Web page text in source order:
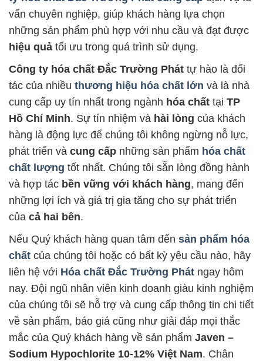
vấn chuyên nghiệp, giúp khách hàng lựa chọn
những sản phẩm phù hợp với nhu cầu và đạt được
hiệu quả tối ưu trong quá trình sử dụng.
Công ty hóa chất Đắc Trường Phát tự hào là đối
tác của nhiều thương hiệu hóa chất lớn và là nhà
cung cấp uy tín nhất trong ngành hóa chất tại TP
Hồ Chí Minh. Sự tín nhiệm và hài lòng của khách
hàng là động lực để chúng tôi không ngừng nỗ lực,
phát triển và cung cấp những sản phẩm hóa chất
chất lượng tốt nhất. Chúng tôi sẵn lòng đồng hành
và hợp tác bền vững với khách hàng, mang đến
những lợi ích và giá trị gia tăng cho sự phát triển
của cả hai bên.
Nếu Quý khách hàng quan tâm đến sản phẩm hóa
chất của chúng tôi hoặc có bất kỳ yêu cầu nào, hãy
liên hệ với Hóa chất Đắc Trường Phát ngay hôm
nay. Đội ngũ nhân viên kinh doanh giàu kinh nghiệm
của chúng tôi sẽ hỗ trợ và cung cấp thông tin chi tiết
về sản phẩm, báo giá cũng như giải đáp mọi thắc
mắc của Quý khách hàng về sản phẩm Javen –
Sodium Hypochlorite 10-12% Việt Nam. Chân